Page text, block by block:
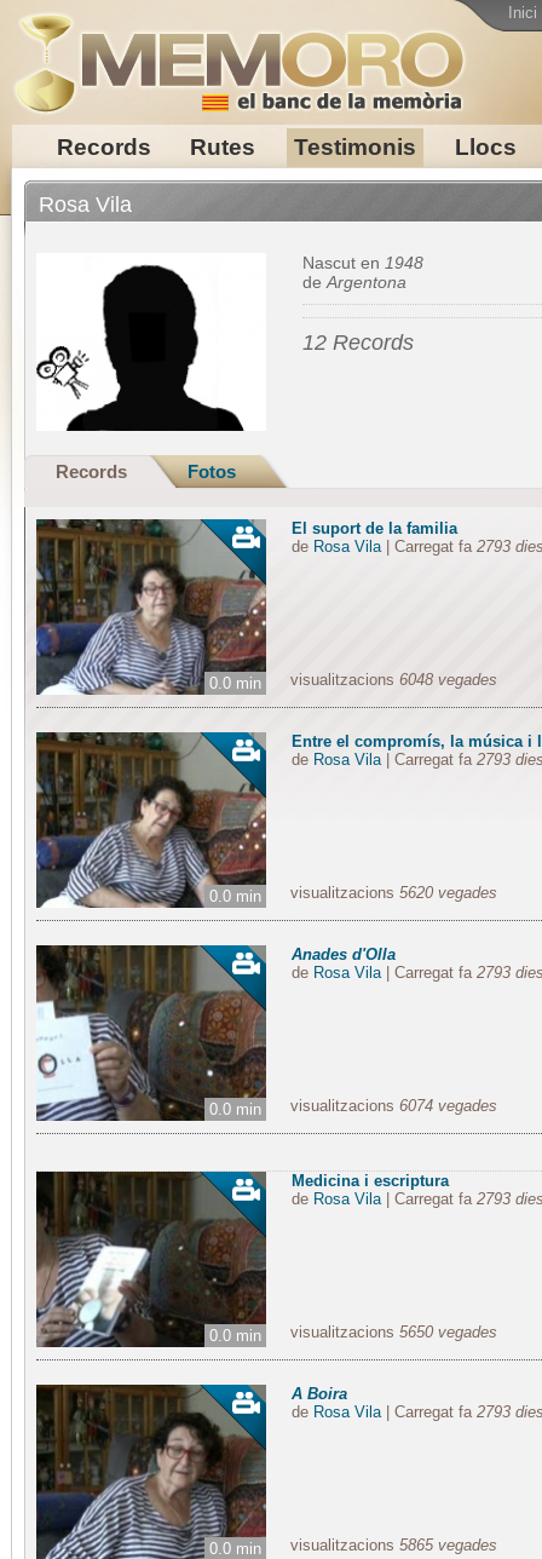
Records Rutes Testimonis Llocs
Inici
Rosa Vila
Nascut en 1948
de Argentona
12 Records
Records Fotos
0.0 min
El suport de la familia
de Rosa Vila| Carregat fa 2793
visualitzacions 6048 vegades
0.0 min
Entre el compromís, la música i
de Rosa Vila| Carregat fa 2793
visualitzacions 5620 vegades
0.0 min
Anades d'Olla
de Rosa Vila| Carregat fa 2793
visualitzacions 6074 vegades
0.0 min
Medicina i escriptura
de Rosa Vila| Carregat fa 2793
visualitzacions 5650 vegades
0.0 min
A Boira
de Rosa Vila| Carregat fa 2793
visualitzacions 5865 vegades